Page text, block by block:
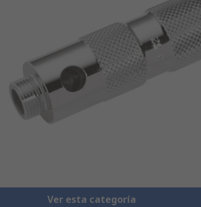
Ver esta categoría